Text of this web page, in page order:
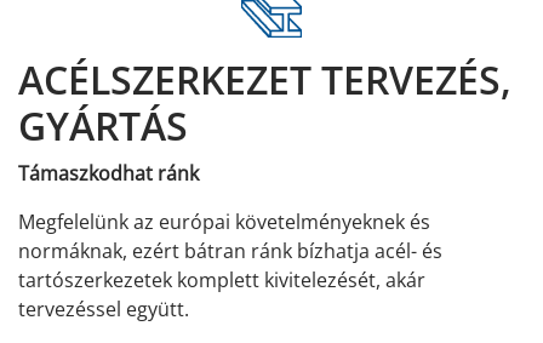
ACÉLSZERKEZET TERVEZÉS,
GYÁRTÁS
Támaszkodhat ránk
Megfelelünk az európai követelményeknek és
normáknak, ezért bátran ránk bízhatja acél- és
tartószerkezetek komplett kivitelezését, akár
tervezéssel együtt.